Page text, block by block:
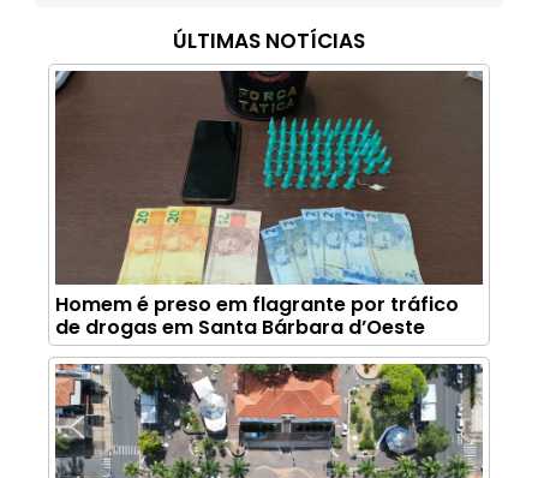
ÚLTIMAS NOTÍCIAS
Homem é preso em flagrante por tráfico
de drogas em Santa Bárbara d’Oeste